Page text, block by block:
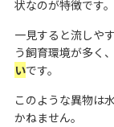
状なのが特徴です。
一見すると流しや
う飼育環境が多く、
いです。
このような異物は
かねません。